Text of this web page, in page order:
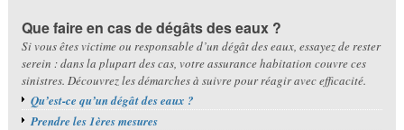
Que faire en cas de dégâts des eaux ?
Si vous êtes victime ou responsable d’un dégât des eaux, essayez de rester
serein : dans la plupart des cas, votre assurance habitation couvre ces
sinistres. Découvrez les démarches à suivre pour réagir avec efficacité.
Qu’est-ce qu’un dégât des eaux ?
Prendre les 1ères mesures